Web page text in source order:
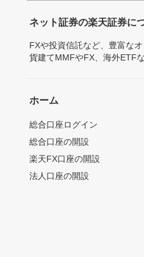
ネット証券の楽天証券に
FXや投資信託など、豊富な
貨建てMMFやFX、海外ETF
ホーム
総合口座ログイン
総合口座の開設
楽天FX口座の開設
法人口座の開設